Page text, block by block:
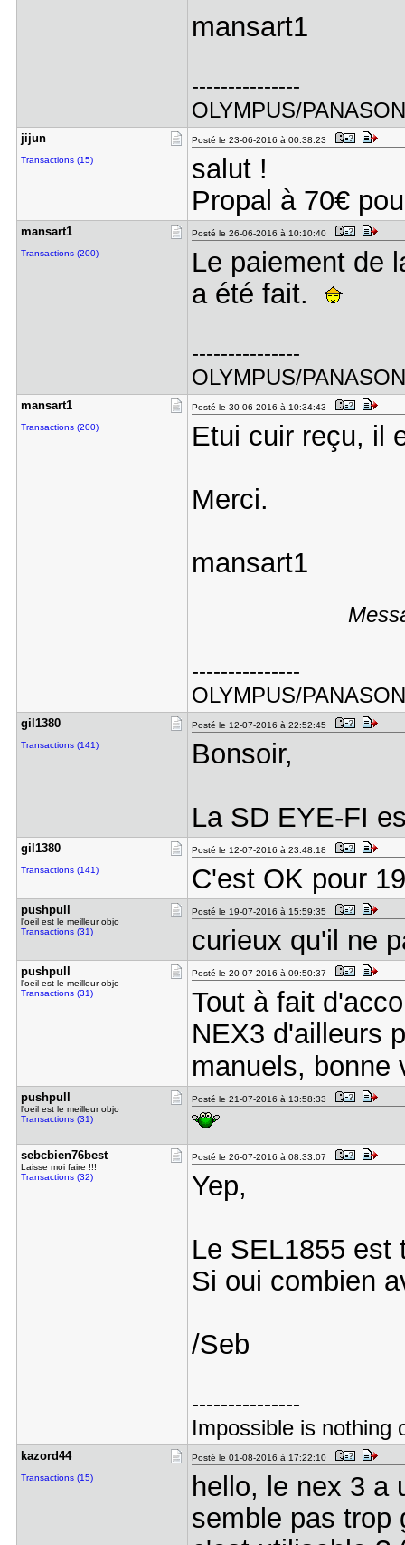
mansart1
---------------
OLYMPUS/
jijun
Transactions (15)
Posté le 23-06-2016 à 00:38:23
salut !
Propal à 70€
mansart1
Transactions (200)
Posté le 26-06-2016 à 10:10:40
Le paiement de
a été fait.
---------------
OLYMPUS/
mansart1
Transactions (200)
Posté le 30-06-2016 à 10:34:43
Etui cuir reçu, il
Merci.
mansart1
---------------
OLYMPUS/
gil1380
Transactions (141)
Posté le 12-07-2016 à 22:52:45
Bonsoir,
La SD EYE-FI
gil1380
Transactions (141)
Posté le 12-07-2016 à 23:48:18
C'est OK pour
pushpull
l'oeil est le meilleur objo
Transactions (31)
Posté le 19-07-2016 à 15:59:35
curieux qu'il ne
pushpull
l'oeil est le meilleur objo
Transactions (31)
Posté le 20-07-2016 à 09:50:37
Tout à fait
NEX3 d'ailleurs
manuels, bonne
pushpull
l'oeil est le meilleur objo
Transactions (31)
Posté le 21-07-2016 à 13:58:33
sebcbien76​best
Laisse moi faire !!!
Transactions (32)
Posté le 26-07-2016 à 08:33:07
Yep,
Le SEL1855 est
Si oui combien
/Seb
---------------
Impossible is nothing
kazord44
Transactions (15)
Posté le 01-08-2016 à 17:22:10
hello, le nex 3 a
semble pas trop